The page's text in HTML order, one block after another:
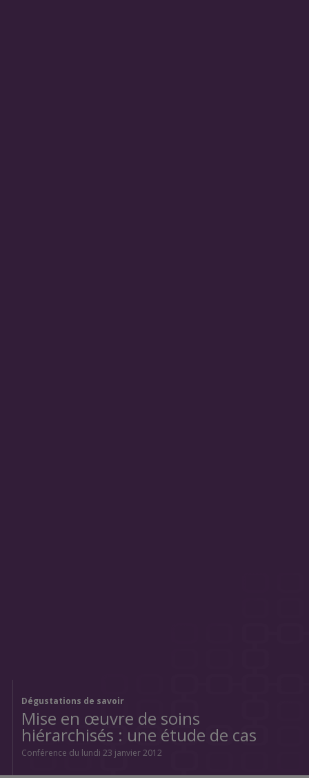
Dégustations de savoir
Mise en œuvre de soins
hiérarchisés : une étude de cas
Conférence du lundi 23 janvier 2012